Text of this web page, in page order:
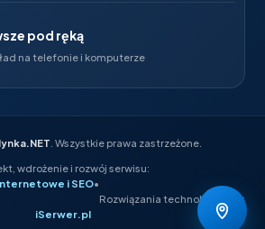
pod ręką
na telefonie i komputerze
. Wszystkie prawa zastrzeżone.
wdrożenie i rozwój serwisu:
i SEO•
Rozwiązania technologiczne:
iSerwer.pl